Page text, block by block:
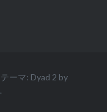
テーマ: Dyad 2 by
.